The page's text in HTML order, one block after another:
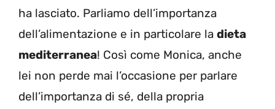
ha lasciato. Parliamo dell’importanza
dell’alimentazione e in particolare la dieta
mediterranea! Così come Monica, anche
lei non perde mai l’occasione per parlare
dell’importanza di sé, della propria